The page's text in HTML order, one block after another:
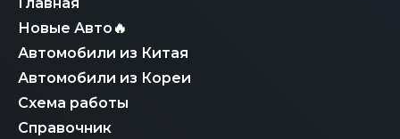
эксплуатации на территории РФ.
Новые Авто🔥
Автомобили из Китая
Автомобили из Кореи
Схема работы
Справочник